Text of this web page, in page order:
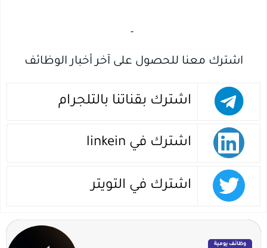
-‏
اشترك معنا للحصول على آخر أخبار الوظائف
اشترك بقناتنا بالتلجرام
اشترك في linkein
اشترك في التويتر
وظائف يومية